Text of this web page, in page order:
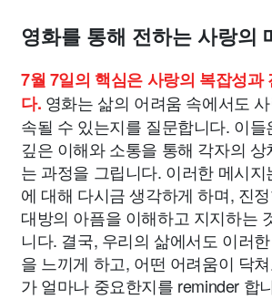
영화를 통해 전하는 사랑의
7월 7일의 핵심은 사랑의 복잡성과
다. 영화는 삶의 어려움 속에서도
속될 수 있는지를 질문합니다. 이
깊은 이해와 소통을 통해 각자의
는 과정을 그립니다. 이러한 메시
에 대해 다시금 생각하게 하며, 진
대방의 아픔을 이해하고 지지하는
니다. 결국, 우리의 삶에서도 이러
을 느끼게 하고, 어떤 어려움이 닥
가 얼마나 중요한지를 reminder 합